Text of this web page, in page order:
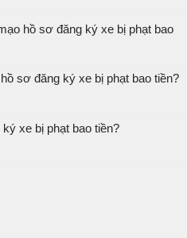
hồ sơ đăng ký xe bị phạt bao
sơ đăng ký xe bị phạt bao tiền?
xe bị phạt bao tiền?